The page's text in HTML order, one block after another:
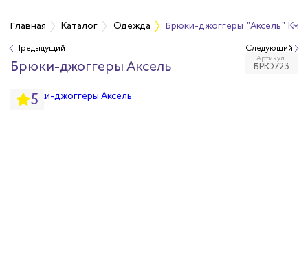
Главная Каталог Одежда Брюки-джоггеры "Аксель" Кмф
Предыдущий
Брюки-джоггеры Аксель Артикул:
БРЮ723
5
Следующий